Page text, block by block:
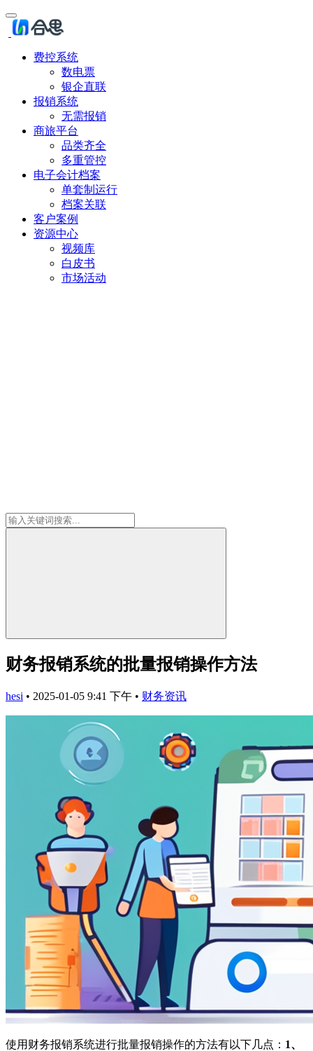
费控系统
数电票
银企直联
报销系统
无需报销
商旅平台
品类齐全
多重管控
电子会计档案
单套制运行
档案关联
客户案例
资源中心
视频库
白皮书
市场活动
财务报销系统的批量报销操作方法
hesi • 2025-01-05 9:41 下午 • 财务资讯
使用财务报销系统进行批量报销操作的方法有以下几点： 1、